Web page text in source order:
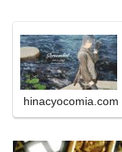
hinacyocomia.com